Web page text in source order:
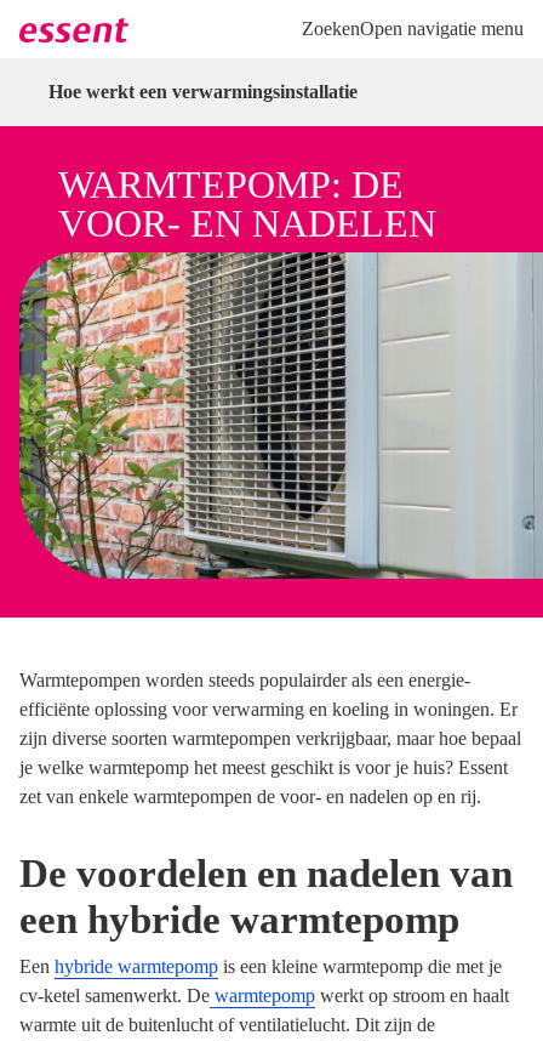
Direct naar hoofdinhoud
Direct naar inloggen ZoekenOpen navigatie menu
Hoe werkt een verwarmingsinstallatie
WARMTEPOMP: DE
VOOR- EN NADELEN
Warmtepompen worden steeds populairder als een energie-
efficiënte oplossing voor verwarming en koeling in woningen. Er
zijn diverse soorten warmtepompen verkrijgbaar, maar hoe bepaal
je welke warmtepomp het meest geschikt is voor je huis? Essent
zet van enkele warmtepompen de voor- en nadelen op en rij.
De voordelen en nadelen van
een hybride warmtepomp
Een hybride warmtepomp is een kleine warmtepomp die met je
cv-ketel samenwerkt. De warmtepomp werkt op stroom en haalt
warmte uit de buitenlucht of ventilatielucht. Dit zijn de